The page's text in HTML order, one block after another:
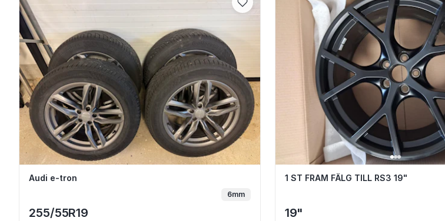
Audi e-tron
Audi e-tron
6mm
255/55R19
1 ST FRAM FÄLG TILL RS3 19"
1 ST FRAM FÄLG TILL RS3 19"
19"